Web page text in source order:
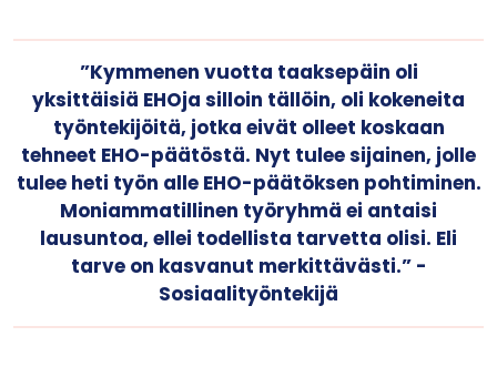
”Kymmenen vuotta taaksepäin oli
yksittäisiä EHOja silloin tällöin, oli kokeneita
työntekijöitä, jotka eivät olleet koskaan
tehneet EHO-päätöstä. Nyt tulee sijainen, jolle
tulee heti työn alle EHO-päätöksen pohtiminen.
Moniammatillinen työryhmä ei antaisi
lausuntoa, ellei todellista tarvetta olisi. Eli
tarve on kasvanut merkittävästi.” -
Sosiaalityöntekijä